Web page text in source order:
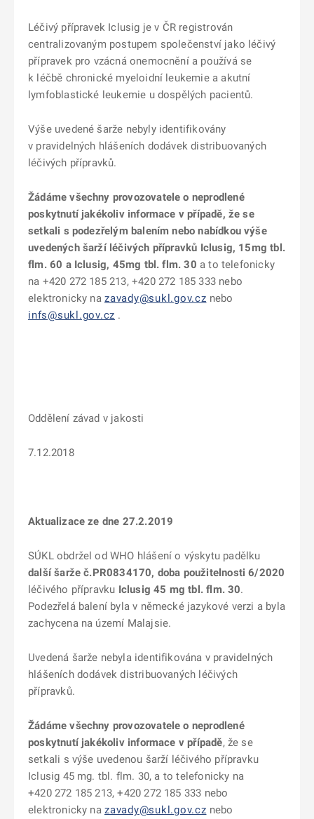
Léčivý přípravek Iclusig je v ČR registrován
centralizovaným postupem společenství jako léčivý
přípravek pro vzácná onemocnění a používá se
k léčbě chronické myeloidní leukemie a akutní
lymfoblastické leukemie u dospělých pacientů.
Výše uvedené šarže nebyly identifikovány
v pravidelných hlášeních dodávek distribuovaných
léčivých přípravků.
Žádáme všechny provozovatele o neprodlené
poskytnutí jakékoliv informace v případě, že se
setkali s podezřelým balením nebo nabídkou výše
uvedených šarží léčivých přípravků Iclusig, 15mg tbl.
flm. 60 a Iclusig, 45mg tbl. flm. 30 a to telefonicky
na +420 272 185 213, +420 272 185 333 nebo
elektronicky na zavady@sukl.gov.cz nebo
infs@sukl.gov.cz .
Oddělení závad v jakosti
7.12.2018
Aktualizace ze dne 27.2.2019
SÚKL obdržel od WHO hlášení o výskytu padělku
další šarže č.PR0834170, doba použitelnosti 6/2020
léčivého přípravku Iclusig 45 mg tbl. flm. 30.
Podezřelá balení byla v německé jazykové verzi a byla
zachycena na území Malajsie.
Uvedená šarže nebyla identifikována v pravidelných
hlášeních dodávek distribuovaných léčivých
přípravků.
Žádáme všechny provozovatele o neprodlené
poskytnutí jakékoliv informace v případě, že se
setkali s výše uvedenou šarží léčivého přípravku
Iclusig 45 mg. tbl. flm. 30, a to telefonicky na
+420 272 185 213, +420 272 185 333 nebo
elektronicky na zavady@sukl.gov.cz nebo